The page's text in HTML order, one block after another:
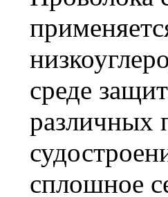
среде
различных
сплошное